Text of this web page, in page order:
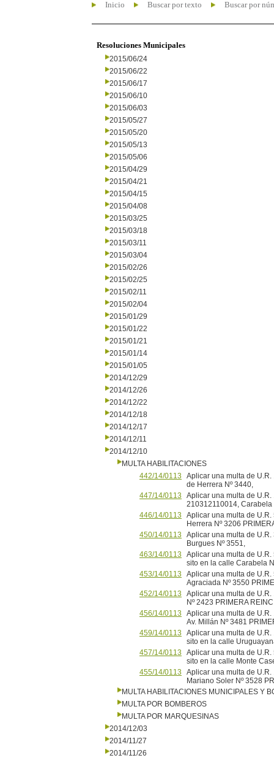
Inicio Buscar por texto Buscar por
Resoluciones Municipales
2015/06/24
2015/06/22
2015/06/17
2015/06/10
2015/06/03
2015/05/27
2015/05/20
2015/05/13
2015/05/06
2015/04/29
2015/04/21
2015/04/15
2015/04/08
2015/03/25
2015/03/18
2015/03/11
2015/03/04
2015/02/26
2015/02/25
2015/02/11
2015/02/04
2015/01/29
2015/01/22
2015/01/21
2015/01/14
2015/01/05
2014/12/29
2014/12/26
2014/12/22
2014/12/18
2014/12/17
2014/12/11
2014/12/10
MULTA HABILITACIONES
442/14/0113
Aplicar una multa de U.R.
de Herrera Nº 3440,
447/14/0113
Aplicar una multa de U.R.
210312110014, Carabela
446/14/0113
Aplicar una multa de U.R.
Herrera Nº 3206
450/14/0113
Aplicar una multa de U.R.
Burgues Nº 3551,
463/14/0113
Aplicar una multa de
sito en la calle Carabela
453/14/0113
Aplicar una multa de U.R.
Agraciada Nº 3550
452/14/0113
Aplicar una multa de U.R.
Nº 2423 PRIMERA
456/14/0113
Aplicar una multa de U.R.
Av. Millán Nº 3481
459/14/0113
Aplicar una multa de U.R.
sito en la calle
457/14/0113
Aplicar una multa de
sito en la calle Monte
455/14/0113
Aplicar una multa de U.R.
Mariano Soler Nº 3528
MULTA HABILITACIONES MUNICIPALES Y
MULTA POR BOMBEROS
MULTA POR MARQUESINAS
2014/12/03
2014/11/27
2014/11/26